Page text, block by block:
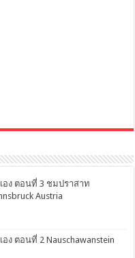
อง ตอนที่ 3 ชมปราสาท
Austria
ง ตอนที่ 2 Nauschawanstein